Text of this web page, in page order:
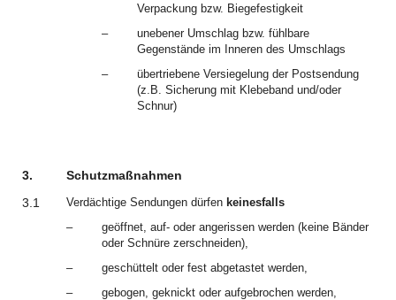
Verpackung bzw. Biegefestigkeit
–
unebener Umschlag bzw. fühlbare
Gegenstände im Inneren des Umschlags
–
übertriebene Versiegelung der Postsendung
(z.B. Sicherung mit Klebeband und/oder
Schnur)
3.
Schutzmaßnahmen
3.1
Verdächtige Sendungen dürfen keinesfalls
–
geöffnet, auf- oder angerissen werden (keine Bänder
oder Schnüre zerschneiden),
–
geschüttelt oder fest abgetastet werden,
–
gebogen, geknickt oder aufgebrochen werden,